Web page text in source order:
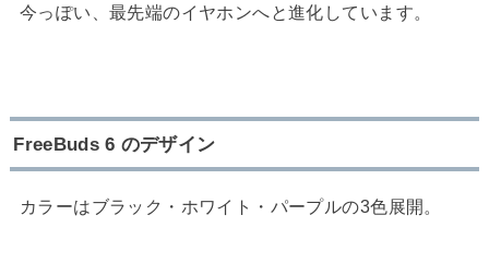
今っぽい、最先端のイヤホンへと進化しています。
FreeBuds 6 のデザイン
カラーはブラック・ホワイト・パープルの3色展開。